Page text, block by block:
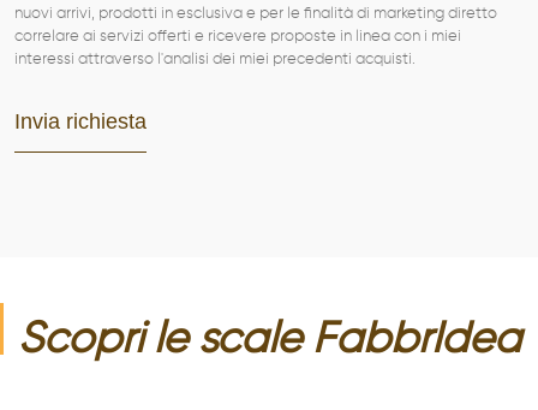
nuovi arrivi, prodotti in esclusiva e per le finalità di marketing diretto
correlare ai servizi offerti e ricevere proposte in linea con i miei
interessi attraverso l'analisi dei miei precedenti acquisti.
Scopri le scaleFabbrIdea